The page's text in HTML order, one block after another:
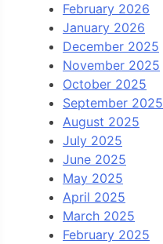
February 2026
January 2026
December 2025
November 2025
October 2025
September 2025
August 2025
July 2025
June 2025
May 2025
April 2025
March 2025
February 2025